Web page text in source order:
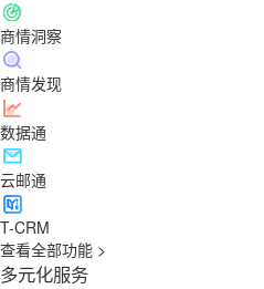
商情洞察
商情发现
数据通
云邮通
T-CRM
查看全部功能 >
多元化服务